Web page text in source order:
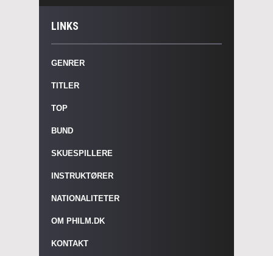
LINKS
GENRER
TITLER
TOP
BUND
SKUESPILLERE
INSTRUKTØRER
NATIONALITETER
OM PHILM.DK
KONTAKT